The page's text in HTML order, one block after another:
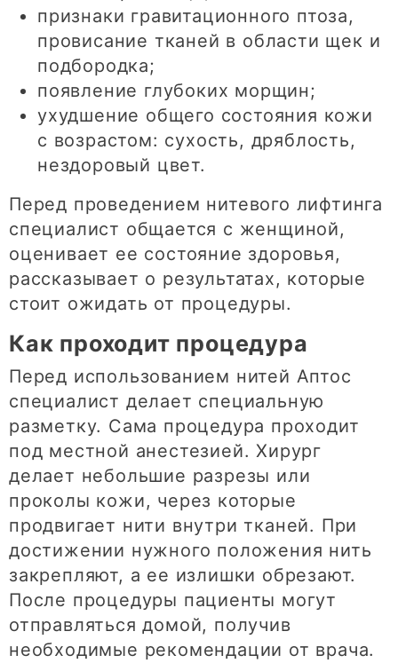
признаки гравитационного птоза,
провисание тканей в области щек и
подбородка;
появление глубоких морщин;
ухудшение общего состояния кожи
с возрастом: сухость, дряблость,
нездоровый цвет.
Перед проведением нитевого лифтинга
специалист общается с женщиной,
оценивает ее состояние здоровья,
рассказывает о результатах, которые
стоит ожидать от процедуры.
Как проходит процедура
Перед использованием нитей Аптос
специалист делает специальную
разметку. Сама процедура проходит
под местной анестезией. Хирург
делает небольшие разрезы или
проколы кожи, через которые
продвигает нити внутри тканей. При
достижении нужного положения нить
закрепляют, а ее излишки обрезают.
После процедуры пациенты могут
отправляться домой, получив
необходимые рекомендации от врача.